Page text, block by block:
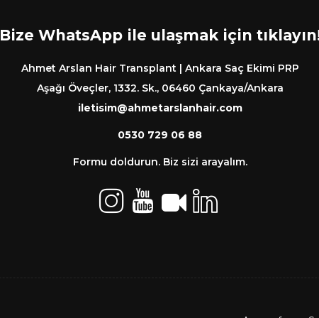
Bize WhatsApp ile ulaşmak için
Ahmet Arslan Hair Transplant | Ankara Saç Ekimi PRP
Aşağı Öveçler, 1332. Sk., 06460 Çankaya/Ankara
iletisim@ahmetarslanhair.com
0530 729 06 88
Formu doldurun. Biz sizi arayalım.